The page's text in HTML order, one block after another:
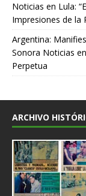
Noticias en Lula:
Impresiones de la
Argentina:
Sonora Noticias en
Perpetua
ARCHIVO